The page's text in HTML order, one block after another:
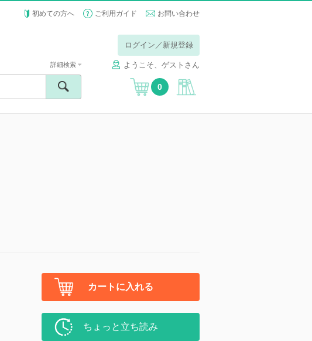
初めての方へ ご利用ガイド お問い合わせ
ログイン／新規登録
ようこそ、ゲストさん
詳細検索
0
カートに入れる
ちょっと立ち読み